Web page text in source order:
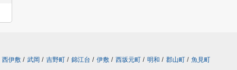
西伊敷 / 武岡 / 吉野町 / 錦江台 / 伊敷 / 西坂元町 / 明和 / 郡山町 / 魚見町